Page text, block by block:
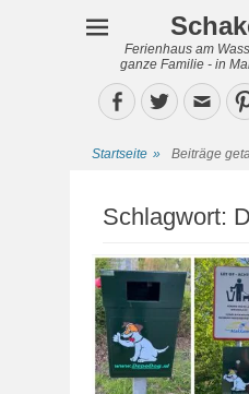
Ferienhaus am
ganze Familie - in
Facebook
Twitter
Startseite » Beiträge
Schlagwort: